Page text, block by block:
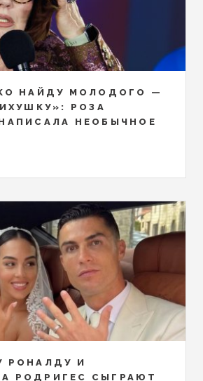
НАЙДУ МОЛОДОГО —
РОЗА
НЕОБЫЧНОЕ
РОНАЛДУ И
РОДРИГЕС СЫГРАЮТ